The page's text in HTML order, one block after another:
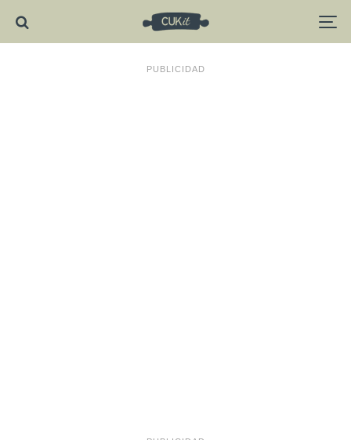
PUBLICIDAD